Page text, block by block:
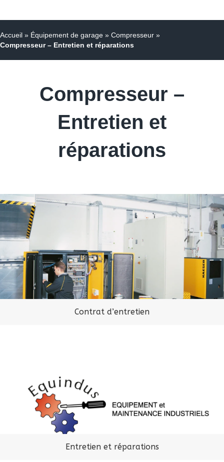
Accueil » Équipement de garage » Compresseur »
Compresseur – Entretien et réparations
Compresseur –
Entretien et
réparations
Contrat d’entretien
Entretien et réparations